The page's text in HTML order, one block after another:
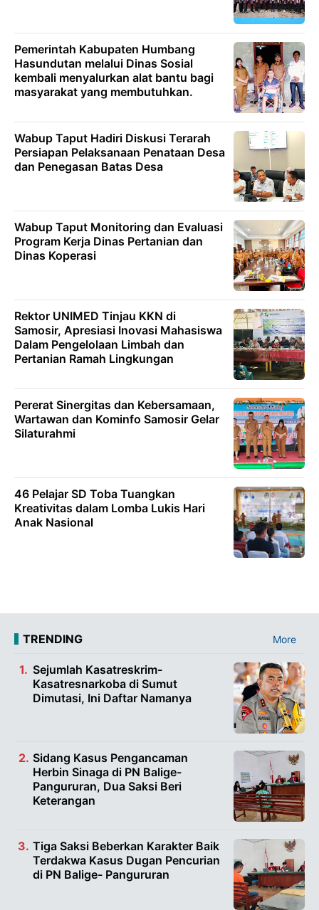
Pemerintah Kabupaten Humbang
Hasundutan melalui Dinas Sosial
kembali menyalurkan alat bantu bagi
masyarakat yang membutuhkan.
Wabup Taput Hadiri Diskusi Terarah
Persiapan Pelaksanaan Penataan Desa
dan Penegasan Batas Desa
Wabup Taput Monitoring dan Evaluasi
Program Kerja Dinas Pertanian dan
Dinas Koperasi
Rektor UNIMED Tinjau KKN di
Samosir, Apresiasi Inovasi Mahasiswa
Dalam Pengelolaan Limbah dan
Pertanian Ramah Lingkungan
Pererat Sinergitas dan Kebersamaan,
Wartawan dan Kominfo Samosir Gelar
Silaturahmi
46 Pelajar SD Toba Tuangkan
Kreativitas dalam Lomba Lukis Hari
Anak Nasional
TRENDING More
Sejumlah Kasatreskrim-
Kasatresnarkoba di Sumut
Dimutasi, Ini Daftar Namanya
Sidang Kasus Pengancaman
Herbin Sinaga di PN Balige-
Pangururan, Dua Saksi Beri
Keterangan
Tiga Saksi Beberkan Karakter Baik
Terdakwa Kasus Dugan Pencurian
di PN Balige- Pangururan